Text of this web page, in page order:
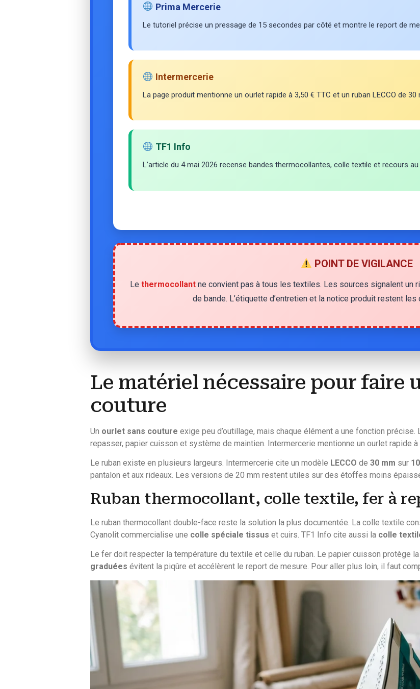
Prima Mercerie
Le tutoriel précise un pressage de 15 secondes par côté et montre le report de
Intermercerie
La page produit mentionne un ourlet rapide à 3,50 € TTC et un ruban LECCO de 30
TF1 Info
L’article du 4 mai 2026 recense bandes thermocollantes, colle textile et recours
POINT DE VIGILANCE
Le thermocollantne convient pas à tous les textiles. Les sources signalent un
de bande. L’étiquette d’entretien et la notice produit restent
Le matériel nécessaire pour faire
couture
Un ourlet sans couture exige peu d’outillage, mais chaque élément a une fonction
repasser, papier cuisson et système de maintien. Intermercerie mentionne un ourlet rapide à
Le ruban existe en plusieurs largeurs. Intermercerie cite un modèle LECCO de 30 mm sur
pantalon et aux rideaux. Les versions de 20 mm restent utiles sur des étoffes moins
Ruban thermocollant, colle textile, fer à
Le ruban thermocollant double-face reste la solution la plus documentée. La colle textile
Cyanolit commercialise une colle spéciale tissus et cuirs. TF1 Info cite aussi la colle
Le fer doit respecter la température du textile et celle du ruban. Le papier cuisson protège
graduées évitent la piqûre et accélèrent le report de mesure. Pour aller plus loin, il faut